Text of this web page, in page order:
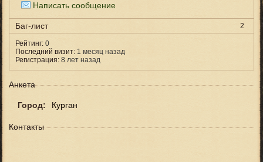
Написать сообщение
Баг-лист 2
Рейтинг: 0
Последний визит: 1 месяц назад
Регистрация: 8 лет назад
Анкета
Город: Курган
Контакты